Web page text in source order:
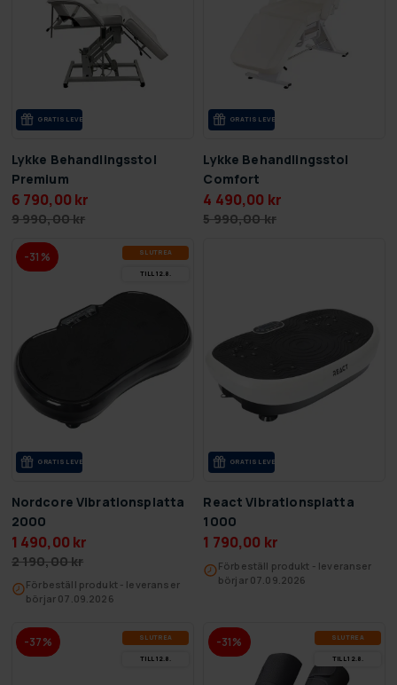
GRA­TIS LE­VE­RANS
Lykke Behandlingsstol
Premium
6 790,00 kr
9 990,00 kr
GRA­TIS LE­VE­RANS
Lykke Behandlingsstol
Comfort
4 490,00 kr
5 990,00 kr
-31% SLUT­REA
TILL 12.8.
GRA­TIS LE­VE­RANS
Nordcore Vibrationsplatta
2000
1 490,00 kr
2 190,00 kr
Förbeställ produkt - leveranser
börjar 07.09.2026
GRA­TIS LE­VE­RANS
React Vibrationsplatta
1000
1 790,00 kr
Förbeställ produkt - leveranser
börjar 07.09.2026
-37% SLUT­REA
TILL 12.8.
-31% SLUT­REA
TILL 12.8.